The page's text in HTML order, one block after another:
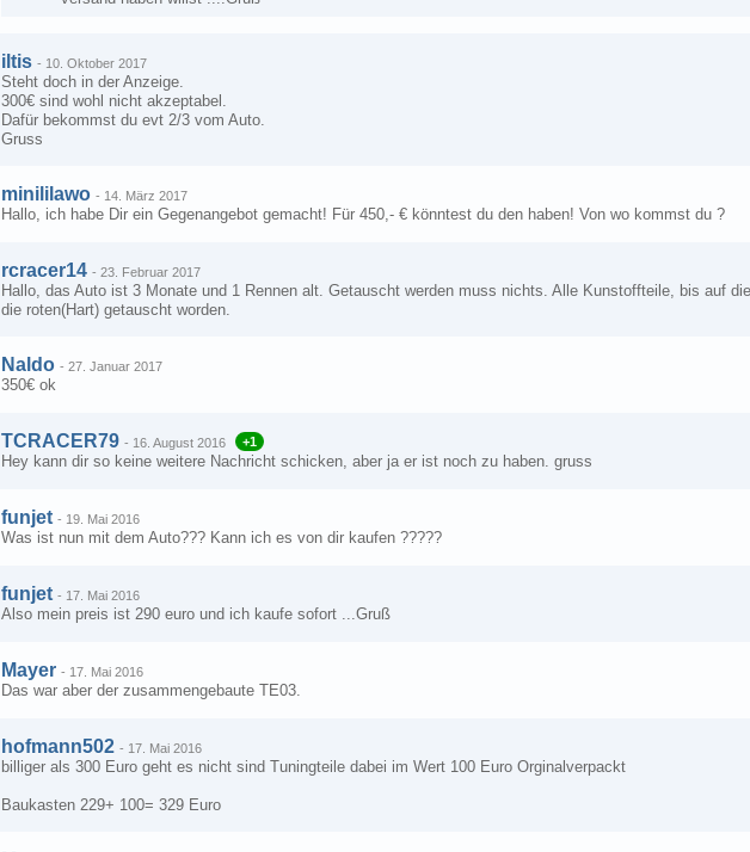
iltis - 10. Oktober 2017
Steht doch in der Anzeige.
300€ sind wohl nicht akzeptabel.
Dafür bekommst du evt 2/3 vom Auto.
Gruss
minililawo - 14. März 2017
Hallo, ich habe Dir ein Gegenangebot gemacht! Für 450,- € könntest du den haben! Von wo kommst du ?
rcracer14 - 23. Februar 2017
Hallo, das Auto ist 3 Monate und 1 Rennen alt. Getauscht werden muss nichts. Alle Kunstoffteile, bis auf
die roten(Hart) getauscht worden.
Naldo - 27. Januar 2017
350€ ok
TCRACER79 - 16. August 2016 +1
Hey kann dir so keine weitere Nachricht schicken, aber ja er ist noch zu haben. gruss
funjet - 19. Mai 2016
Was ist nun mit dem Auto??? Kann ich es von dir kaufen ?????
funjet - 17. Mai 2016
Also mein preis ist 290 euro und ich kaufe sofort ...Gruß
Mayer - 17. Mai 2016
Das war aber der zusammengebaute TE03.
hofmann502 - 17. Mai 2016
billiger als 300 Euro geht es nicht sind Tuningteile dabei im Wert 100 Euro Orginalverpackt
Baukasten 229+ 100= 329 Euro